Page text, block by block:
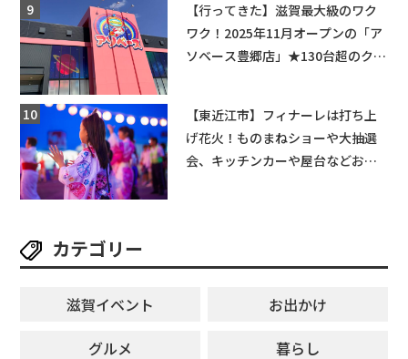
【行ってきた】滋賀最大級のワク
ワク！2025年11月オープンの「ア
ソベース豊郷店」★130台超のクレ
【東近江市】フィナーレは打ち上
げ花火！ものまねショーや大抽選
会、キッチンカーや屋台などお楽
カテゴリー
滋賀イベント
お出かけ
グルメ
暮らし